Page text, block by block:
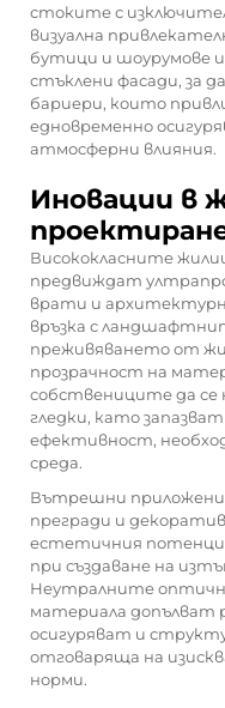
стоките с
визуална
бутици и шоурумове
стъклени фасади, за
бариери, които
едновременно
атмосферни влияния.
Иновации в
Висококласните
предвиждат
врати и
връзка с
преживяването от
прозрачност на
собствениците да се
гледки, като
ефективност,
среда.
Вътрешни
прегради и
естетичния
при създаване на
Неутралните
материала допълват
осигуряват и
отговаряща на
норми.